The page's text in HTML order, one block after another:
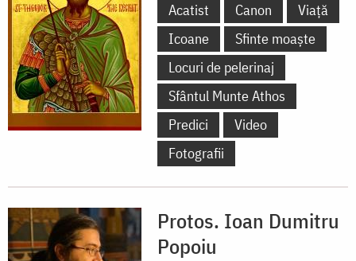
Acatist Canon
Viață
Icoane
Sfinte moaște
Locuri de pelerinaj
Sfântul Munte Athos
Predici
Video
Fotografii
Protos. Ioan Dumitru
Popoiu